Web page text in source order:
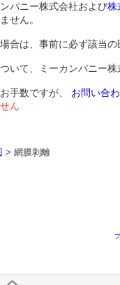
パニー株式会社および株
せん。
合は、事前に必ず該当の
いて、ミーカンパニー
手数ですが、 お問い合
ん
> 網膜剥離